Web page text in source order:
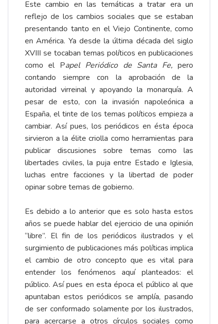
Este cambio en las temáticas a tratar era un
reflejo de los cambios sociales que se estaban
presentando tanto en el Viejo Continente, como
en América. Ya desde la última década del siglo
XVIII se tocaban temas políticos en publicaciones
como el Papel Periódico de Santa Fe,pero
contando siempre con la aprobación de la
autoridad virreinal y apoyando la monarquía. A
pesar de esto, con la invasión napoleónica a
España, el tinte de los temas políticos empieza a
cambiar. Así pues, los periódicos en ésta época
sirvieron a la élite criolla como herramientas para
publicar discusiones sobre temas como las
libertades civiles, la puja entre Estado e Iglesia,
luchas entre facciones y la libertad de poder
opinar sobre temas de gobierno.
Es debido a lo anterior que es solo hasta estos
años se puede hablar del ejercicio de una opinión
“libre”. El fin de los periódicos ilustrados y el
surgimiento de publicaciones más políticas implica
el cambio de otro concepto que es vital para
entender los fenómenos aquí planteados: el
público. Así pues en esta época el público al que
apuntaban estos periódicos se amplía, pasando
de ser conformado solamente por los ilustrados,
para acercarse a otros círculos sociales como